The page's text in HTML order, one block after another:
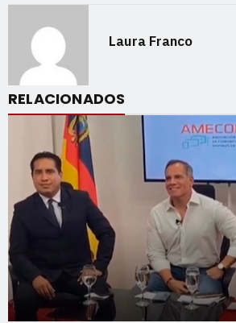
Laura Franco
RELACIONADOS